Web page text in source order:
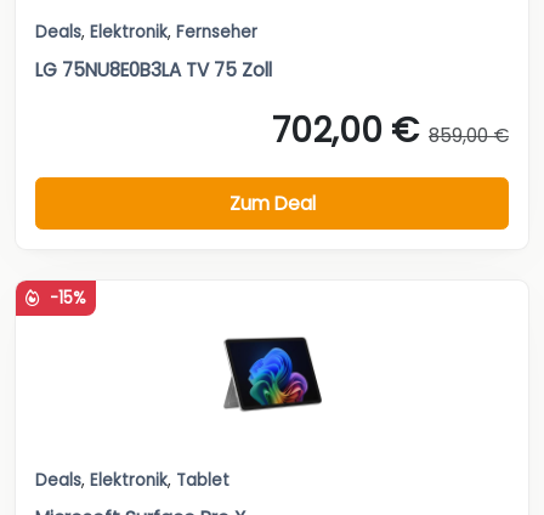
Deals, Elektronik, Fernseher
LG 75NU8E0B3LA TV 75 Zoll
702,00 € 859,00 €
Zum Deal
-15%
Deals, Elektronik, Tablet